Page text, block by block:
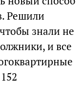
Решили
знали не
и все